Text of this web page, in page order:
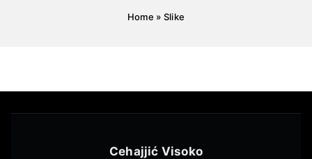
Home » Slike
Cehajjić Visoko